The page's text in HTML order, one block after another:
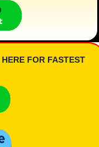
FOR FASTEST